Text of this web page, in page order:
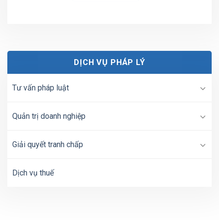
DỊCH VỤ PHÁP LÝ
Tư vấn pháp luật
Quản trị doanh nghiệp
Giải quyết tranh chấp
Dịch vụ thuế